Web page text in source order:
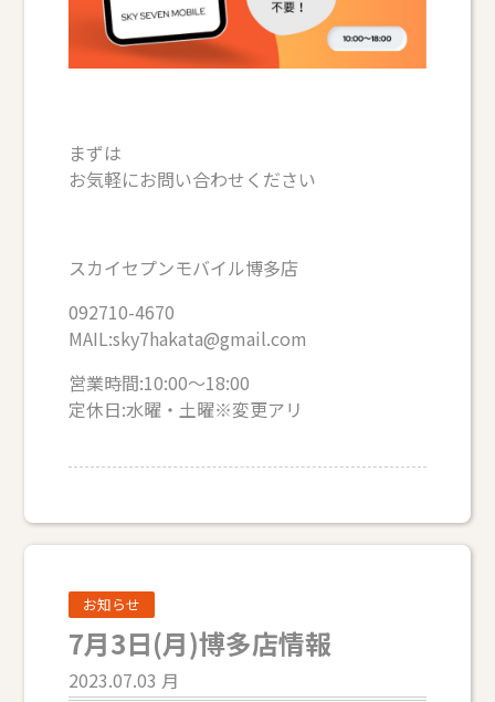
まずは
お気軽にお問い合わせください
スカイセプンモバイル博多店
092710-4670
MAIL:sky7hakata@gmail.com
営業時間:10:00～18:00
定休日:水曜・土曜※変更アリ
お知らせ
7月3日(月)博多店情報
2023.07.03 月